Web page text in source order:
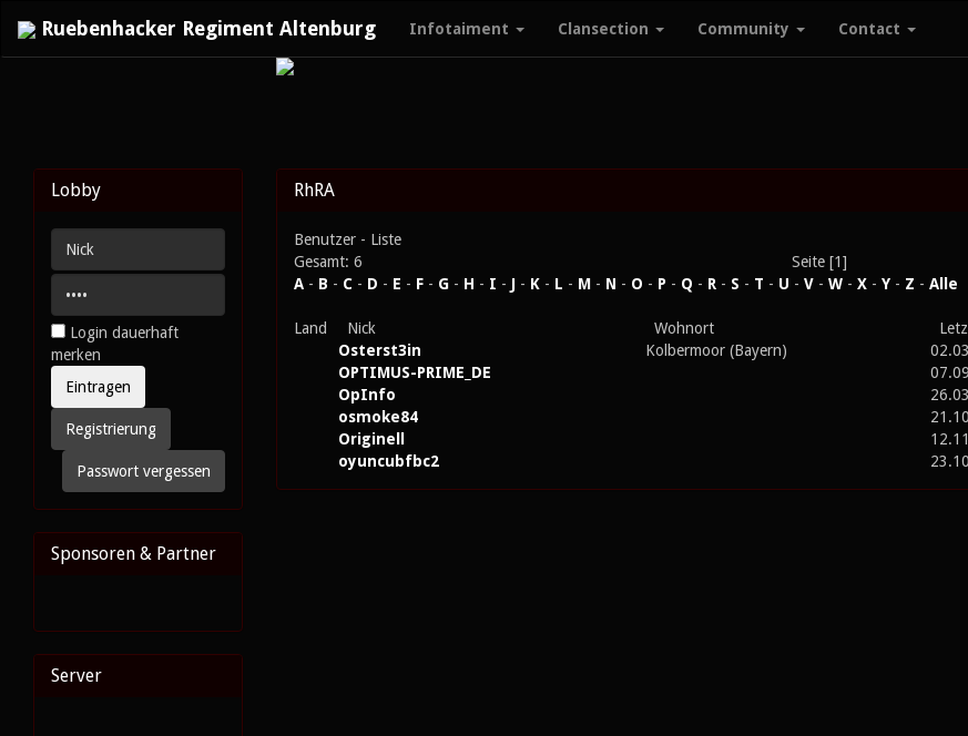
Ruebenhacker Regiment Altenburg Infotaiment Clansection Community Contact
Lobby
Login dauerhaft
merken
Registrierung
Passwort vergessen
Sponsoren & Partner
Server
RhRA
Benutzer - Liste
Gesamt: 6
Seite [1]
A - B - C - D - E - F - G - H - I - J - K - L - M - N - O - P - Q - R - S - T - U - V - W - X - Y - Z - Alle
Land Nick Wohnort
Osterst3in
Kolbermoor (Bayern)
OPTIMUS-PRIME_DE
OpInfo
osmoke84
Originell
oyuncubfbc2